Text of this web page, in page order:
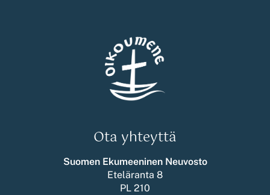
Ota yhteyttä
Suomen Ekumeeninen Neuvosto
Eteläranta 8
PL 210